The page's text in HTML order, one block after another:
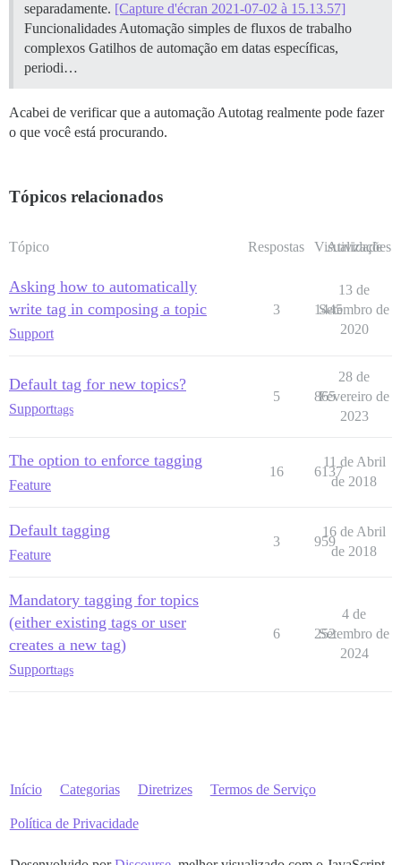
separadamente. [Capture d'écran 2021-07-02 à 15.13.57]
Funcionalidades Automação simples de fluxos de trabalho
complexos Gatilhos de automação em datas específicas,
periodi…
Acabei de verificar que a automação Autotag realmente pode fazer
o que você está procurando.
Tópicos relacionados
Tópico Respostas Visualizações
Atividade
Asking how to automatically
write tag in composing a topic
Support
3 1445
13 de
Setembro de
2020
Default tag for new topics?
Supporttags
5 865
28 de
Fevereiro de
2023
The option to enforce tagging
Feature
16 6137
11 de Abril
de 2018
Default tagging
Feature
3 959
16 de Abril
de 2018
Mandatory tagging for topics
(either existing tags or user
creates a new tag)
Supporttags
6 252
4 de
Setembro de
2024
Início Categorias Diretrizes Termos de Serviço
Política de Privacidade